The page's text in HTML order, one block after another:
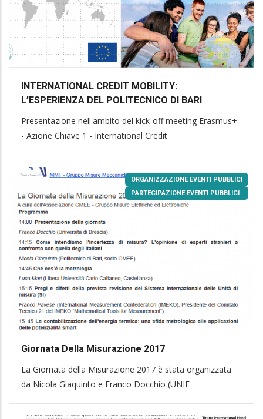
INTERNATIONAL CREDIT MOBILITY:
L’ESPERIENZA DEL POLITECNICO DI BARI
Presentazione nell'ambito del kick-off meeting Erasmus+
- Azione Chiave 1 - International Credit
ORGANIZZAZIONE EVENTI PUBBLICI
PARTECIPAZIONE EVENTI PUBBLICI
Giornata Della Misurazione 2017
La Giornata della Misurazione 2017 è stata organizzata
da Nicola Giaquinto e Franco Docchio (UNIF